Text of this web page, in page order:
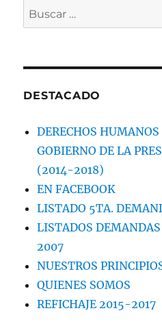
Buscar
por:
DESTACADO
DERECHOS
GOBIERNO DE LA
(2014-2018)
EN FACEBOOK
LISTADO 5TA.
LISTADOS
2007
NUESTROS
QUIENES SOMOS
REFICHAJE 2015-2017